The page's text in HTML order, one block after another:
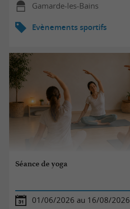
Gamarde-les-Bains
Evènements sportifs
Séance de yoga
01/06/2026 au 16/08/2026